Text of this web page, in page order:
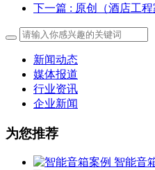
下一篇 : 原创（酒店工
新闻动态
媒体报道
行业资讯
企业新闻
为您推荐
智能音